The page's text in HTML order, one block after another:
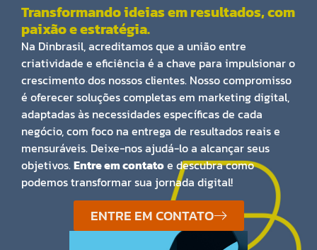
Transformando ideias em resultados, com
paixão e estratégia.
Na Dinbrasil, acreditamos que a união entre
criatividade e eficiência é a chave para impulsionar o
crescimento dos nossos clientes. Nosso compromisso
é oferecer soluções completas em marketing digital,
adaptadas às necessidades específicas de cada
negócio, com foco na entrega de resultados reais e
mensuráveis. Deixe-nos ajudá-lo a alcançar seus
objetivos.Entre em contatoe descubra como
podemos transformar sua jornada digital!
ENTRE EM CONTATO